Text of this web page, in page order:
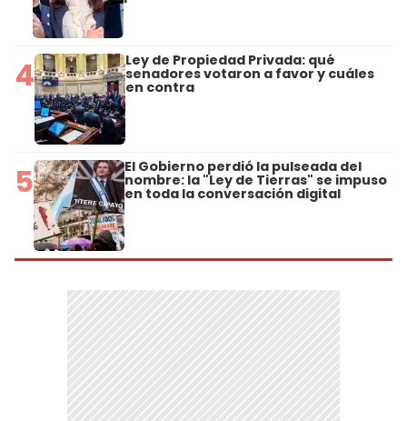
4 Ley de Propiedad Privada: qué
senadores votaron a favor y cuáles
en contra
5 El Gobierno perdió la pulseada del
nombre: la "Ley de Tierras" se impuso
en toda la conversación digital